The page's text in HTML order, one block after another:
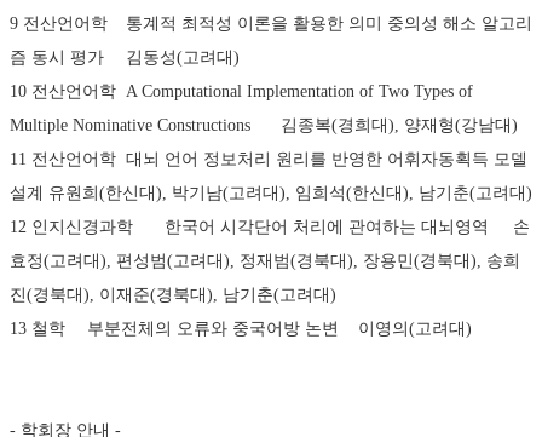
9 전산언어학	통계적 최적성 이론을 활용한 의미 중의성 해소 알고리
즘 동시 평가	김동성(고려대)
10 전산언어학	A Computational Implementation of Two Types of
Multiple Nominative Constructions	김종복(경희대), 양재형(강남대)
11 전산언어학	대뇌 언어 정보처리 원리를 반영한 어휘자동획득 모델
설계	유원희(한신대), 박기남(고려대), 임희석(한신대), 남기춘(고려대)
12 인지신경과학	한국어 시각단어 처리에 관여하는 대뇌영역	손
효정(고려대), 편성범(고려대), 정재범(경북대), 장용민(경북대), 송희
진(경북대), 이재준(경북대), 남기춘(고려대)
13 철학	부분전체의 오류와 중국어방 논변	이영의(고려대)
- 학회장 안내 -